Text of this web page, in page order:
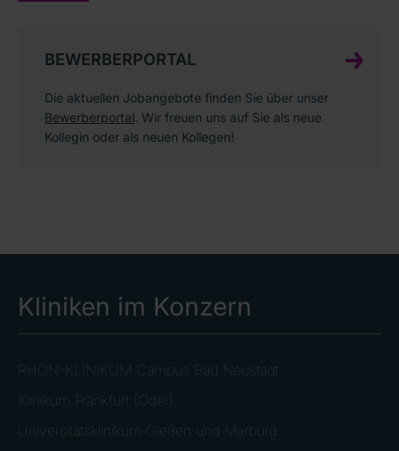
BEWERBERPORTAL
Die aktuellen Jobangebote finden Sie über unser
Bewerberportal. Wir freuen uns auf Sie als neue
Kollegin oder als neuen Kollegen!
Kliniken im Konzern
RHÖN-KLINIKUM Campus Bad Neustadt
Klinikum Frankfurt (Oder)
Universitätsklinikum Gießen und Marburg